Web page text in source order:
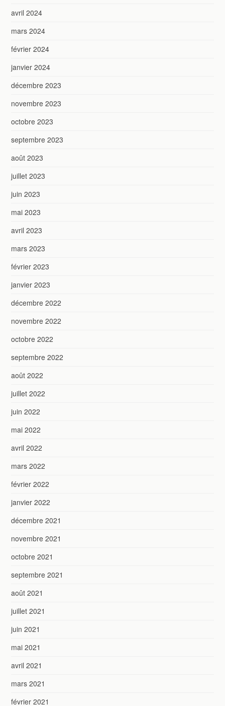
avril 2024
mars 2024
février 2024
janvier 2024
décembre 2023
novembre 2023
octobre 2023
septembre 2023
août 2023
juillet 2023
juin 2023
mai 2023
avril 2023
mars 2023
février 2023
janvier 2023
décembre 2022
novembre 2022
octobre 2022
septembre 2022
août 2022
juillet 2022
juin 2022
mai 2022
avril 2022
mars 2022
février 2022
janvier 2022
décembre 2021
novembre 2021
octobre 2021
septembre 2021
août 2021
juillet 2021
juin 2021
mai 2021
avril 2021
mars 2021
février 2021